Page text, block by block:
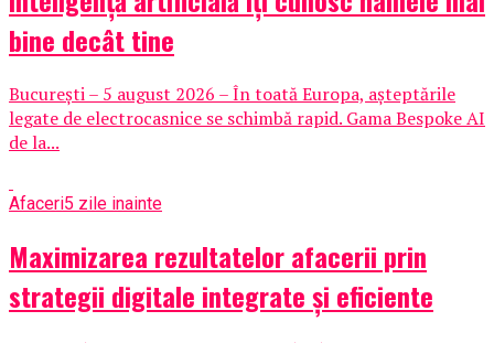
bine decât tine
București – 5 august 2026 – În toată Europa, așteptările
legate de electrocasnice se schimbă rapid. Gama Bespoke AI
de la...
Afaceri5 zile inainte
Maximizarea rezultatelor afacerii prin
strategii digitale integrate și eficiente